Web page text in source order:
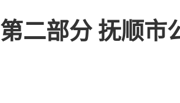
第二部分 抚顺市